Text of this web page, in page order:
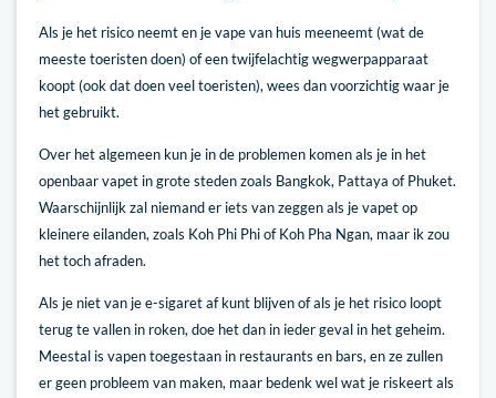
Als je het risico neemt en je vape van huis meeneemt (wat de
meeste toeristen doen) of een twijfelachtig wegwerpapparaat
koopt (ook dat doen veel toeristen), wees dan voorzichtig waar je
het gebruikt.
Over het algemeen kun je in de problemen komen als je in het
openbaar vapet in grote steden zoals Bangkok, Pattaya of Phuket.
Waarschijnlijk zal niemand er iets van zeggen als je vapet op
kleinere eilanden, zoals Koh Phi Phi of Koh Pha Ngan, maar ik zou
het toch afraden.
Als je niet van je e-sigaret af kunt blijven of als je het risico loopt
terug te vallen in roken, doe het dan in ieder geval in het geheim.
Meestal is vapen toegestaan in restaurants en bars, en ze zullen
er geen probleem van maken, maar bedenk wel wat je riskeert als